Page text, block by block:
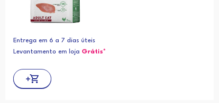
Entrega em 6 a 7 dias úteis
Levantamento em loja Grátis*